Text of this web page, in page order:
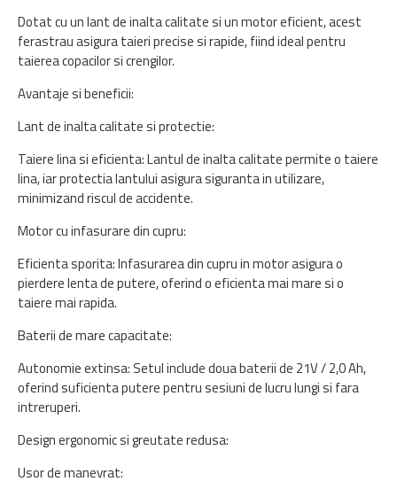
Dotat cu un lant de inalta calitate si un motor eficient, acest
ferastrau asigura taieri precise si rapide, fiind ideal pentru
taierea copacilor si crengilor.
Avantaje si beneficii:
Lant de inalta calitate si protectie:
Taiere lina si eficienta: Lantul de inalta calitate permite o taiere
lina, iar protectia lantului asigura siguranta in utilizare,
minimizand riscul de accidente.
Motor cu infasurare din cupru:
Eficienta sporita: Infasurarea din cupru in motor asigura o
pierdere lenta de putere, oferind o eficienta mai mare si o
taiere mai rapida.
Baterii de mare capacitate:
Autonomie extinsa: Setul include doua baterii de 21V / 2,0 Ah,
oferind suficienta putere pentru sesiuni de lucru lungi si fara
intreruperi.
Design ergonomic si greutate redusa:
Usor de manevrat: